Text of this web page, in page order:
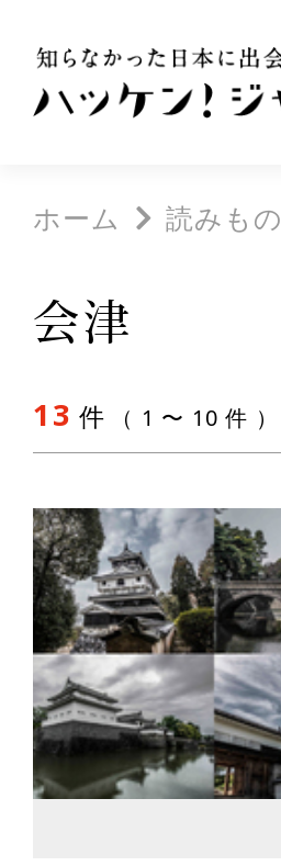
ホーム 読みもの
会津
13 件 （ 1 〜 10 件 ）